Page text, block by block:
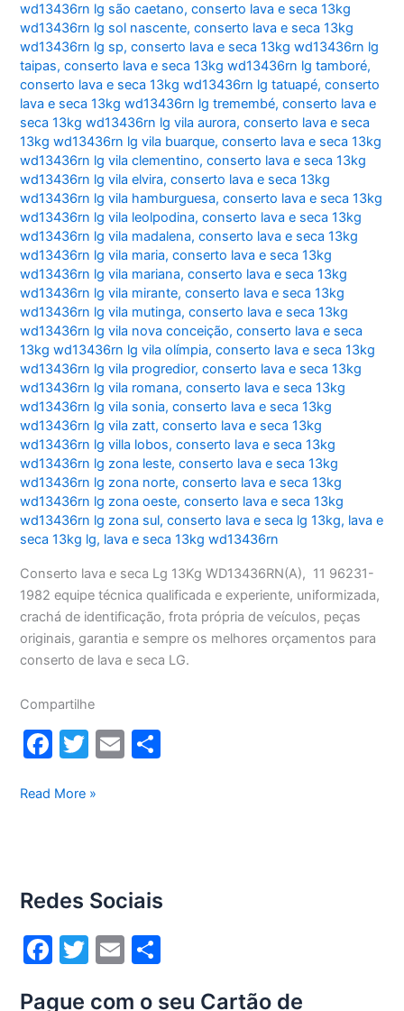
wd13436rn lg são caetano,conserto lava e seca 13kg
wd13436rn lg sol nascente,conserto lava e seca 13kg
wd13436rn lg sp,conserto lava e seca 13kg wd13436rn lg
taipas,conserto lava e seca 13kg wd13436rn lg tamboré,
conserto lava e seca 13kg wd13436rn lg tatuapé,conserto
lava e seca 13kg wd13436rn lg tremembé,conserto lava e
seca 13kg wd13436rn lg vila aurora,conserto lava e seca
13kg wd13436rn lg vila buarque,conserto lava e seca 13kg
wd13436rn lg vila clementino,conserto lava e seca 13kg
wd13436rn lg vila elvira,conserto lava e seca 13kg
wd13436rn lg vila hamburguesa,conserto lava e seca 13kg
wd13436rn lg vila leolpodina,conserto lava e seca 13kg
wd13436rn lg vila madalena,conserto lava e seca 13kg
wd13436rn lg vila maria,conserto lava e seca 13kg
wd13436rn lg vila mariana,conserto lava e seca 13kg
wd13436rn lg vila mirante,conserto lava e seca 13kg
wd13436rn lg vila mutinga,conserto lava e seca 13kg
wd13436rn lg vila nova conceição,conserto lava e seca
13kg wd13436rn lg vila olímpia,conserto lava e seca 13kg
wd13436rn lg vila progredior,conserto lava e seca 13kg
wd13436rn lg vila romana,conserto lava e seca 13kg
wd13436rn lg vila sonia,conserto lava e seca 13kg
wd13436rn lg vila zatt,conserto lava e seca 13kg
wd13436rn lg villa lobos,conserto lava e seca 13kg
wd13436rn lg zona leste,conserto lava e seca 13kg
wd13436rn lg zona norte,conserto lava e seca 13kg
wd13436rn lg zona oeste,conserto lava e seca 13kg
wd13436rn lg zona sul,conserto lava e seca lg 13kg, lava e
seca 13kg lg, lava e seca 13kg wd13436rn
Conserto lava e seca Lg 13Kg WD13436RN(A), 11 96231-
1982 equipe técnica qualificada e experiente, uniformizada,
crachá de identificação, frota própria de veículos, peças
originais, garantia e sempre os melhores orçamentos para
conserto de lava e seca LG.
Compartilhe
F
c
o
o
k
T
itt
E
Conserto
13Kg
Read More »
Redes Sociais
F
T
E
Pague com o seu Cartão de